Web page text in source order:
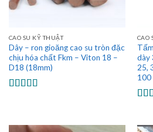
CAO SU KỸ THUẬT
Dây – ron gioăng cao su tròn đặc
chịu hóa chất Fkm – Viton 18 –
D18 (18mm)
CAO
dày
25,
100
sao